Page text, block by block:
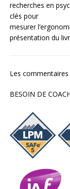
recherches en
clés pour
mesurer
présentation du
Les
BESOIN DE